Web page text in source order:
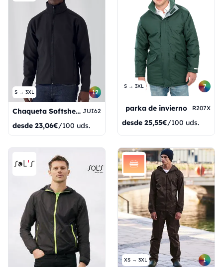
S → 3XL 12
Chaqueta Softshell para hombre ID.701 JUI62
desde 23,06€/100 uds.
S → 3XL 7
parka de invierno R207X
desde 25,55€/100 uds.
XS → 3XL 1